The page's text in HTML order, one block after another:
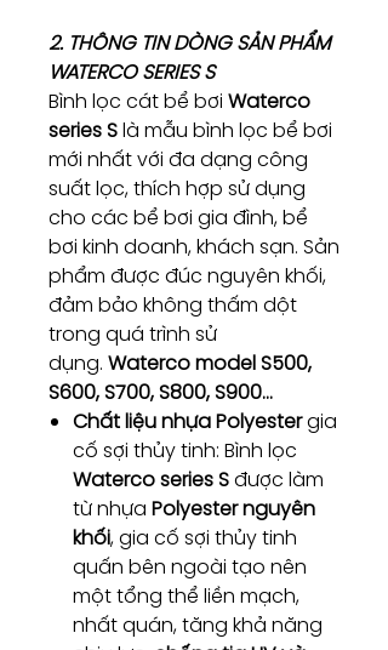
2. THÔNG TIN DÒNG SẢN PHẨM
WATERCO SERIES S
Bình lọc cát bể bơi Waterco
series Slà mẫu bình lọc bể bơi
mới nhất với đa dạng công
suất lọc, thích hợp sử dụng
cho các bể bơi gia đình, bể
bơi kinh doanh, khách sạn. Sản
phẩm được đúc nguyên khối,
đảm bảo không thấm dột
trong quá trình sử
dụng. Waterco model S500,
S600, S700, S800, S900...
Chất liệu nhựa Polyestergia
cố sợi thủy tinh: Bình lọc
Waterco series Sđược làm
từ nhựa Polyester nguyên
khối, gia cố sợi thủy tinh
quấn bên ngoài tạo nên
một tổng thể liền mạch,
nhất quán, tăng khả năng